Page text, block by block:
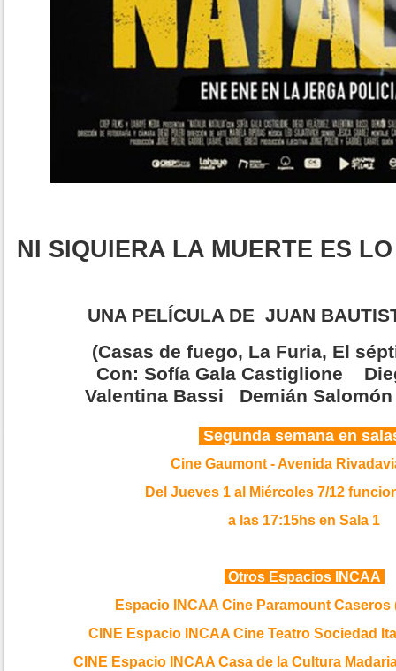
NI SIQUIERA LA MUERTE ES
UNA PELÍCULA DE JUAN
(Casas de fuego, La Furia, El
Con: Sofía Gala Castiglione
Valentina Bassi Demián
Segunda semana en
Cine Gaumont - Avenida
Del Jueves 1 al Miércoles 7/12
a las 17:15hs en Sala 1
Otros Espacios INCAA
Espacio INCAA Cine Paramount Caseros
CINE Espacio INCAA Cine Teatro Sociedad
CINE Espacio INCAA Casa de la Cultura